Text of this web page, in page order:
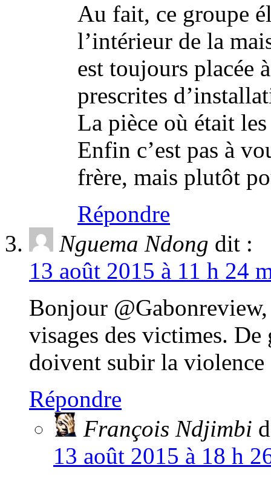
Au fait, ce groupe
l’intérieur de la
est toujours placée
prescrites
La pièce où était
Enfin c’est pas à
frère, mais plutôt
Répondre
Nguema Ndong dit :
13 août 2015 à 11 h 24
Bonjour
visages des victimes. De
doivent subir la violence
Répondre
François Ndjimbi
13 août 2015 à 18 h